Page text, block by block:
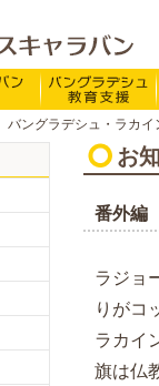
NPO法人アースキャラ
ングラデシュ・ラカイ
お
番外編
ラジョ
りがコ
ラカイ
旗は仏